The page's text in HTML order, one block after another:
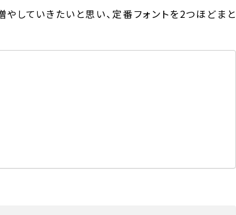
していきたいと思い、定番フォントを2つほどまと